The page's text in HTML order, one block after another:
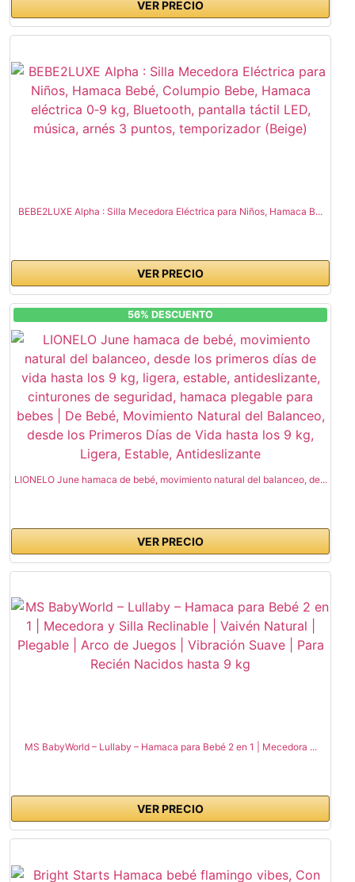
VER PRECIO
BEBE2LUXE Alpha : Silla Mecedora Eléctrica para Niños, Hamaca B...
VER PRECIO
56% DESCUENTO
LIONELO June hamaca de bebé, movimiento natural del balanceo, de...
VER PRECIO
MS BabyWorld – Lullaby – Hamaca para Bebé 2 en 1 | Mecedora ...
VER PRECIO